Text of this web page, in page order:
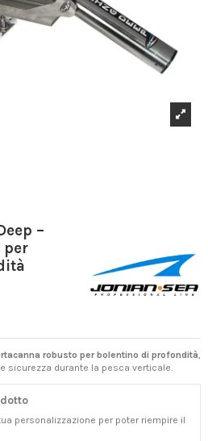
–
per
robusto per bolentino di profondità,
sicurezza durante la pesca verticale.
personalizzazione per poter riempire il